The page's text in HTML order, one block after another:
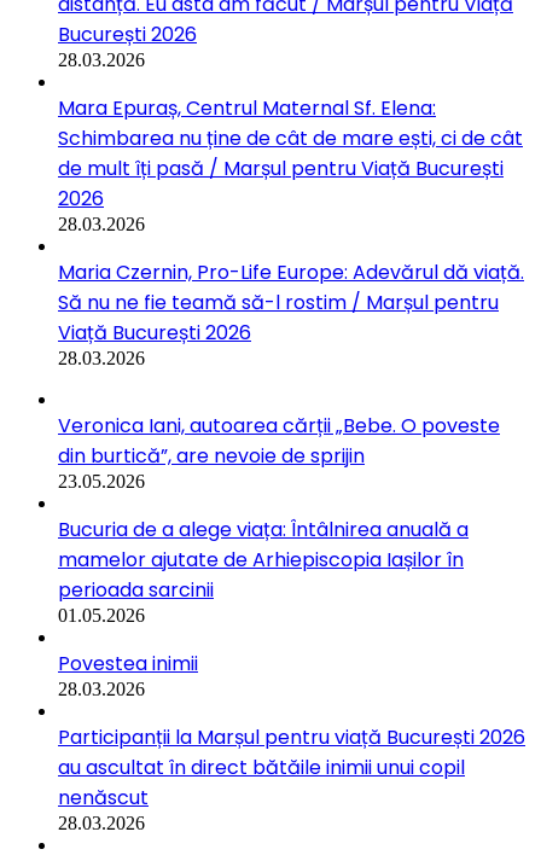
București 2026
28.03.2026
Mara Epuraș, Centrul Maternal Sf. Elena:
Schimbarea nu ține de cât de mare ești, ci de cât
de mult îți pasă / Marșul pentru Viață București
2026
28.03.2026
Maria Czernin, Pro-Life Europe: Adevărul dă viață.
Să nu ne fie teamă să-l rostim / Marșul pentru
Viață București 2026
28.03.2026
Veronica Iani, autoarea cărții „Bebe. O poveste
din burtică”, are nevoie de sprijin
23.05.2026
Bucuria de a alege viața: Întâlnirea anuală a
mamelor ajutate de Arhiepiscopia Iașilor în
perioada sarcinii
01.05.2026
Povestea inimii
28.03.2026
Participanții la Marșul pentru viață București 2026
au ascultat în direct bătăile inimii unui copil
nenăscut
28.03.2026